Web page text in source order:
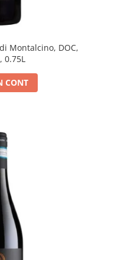
Montalcino, DOC,
0.75L
CONT